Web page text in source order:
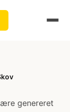
genereret